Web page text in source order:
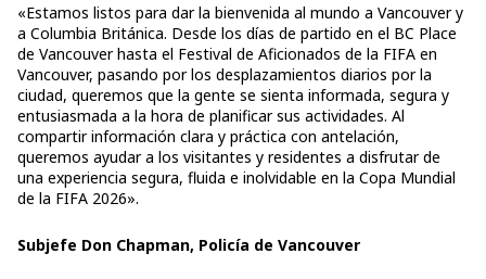
«Estamos listos para dar la bienvenida al mundo a Vancouver y
a Columbia Británica. Desde los días de partido en el BC Place
de Vancouver hasta el Festival de Aficionados de la FIFA en
Vancouver, pasando por los desplazamientos diarios por la
ciudad, queremos que la gente se sienta informada, segura y
entusiasmada a la hora de planificar sus actividades. Al
compartir información clara y práctica con antelación,
queremos ayudar a los visitantes y residentes a disfrutar de
una experiencia segura, fluida e inolvidable en la Copa Mundial
de la FIFA 2026».
Subjefe Don Chapman, Policía de Vancouver